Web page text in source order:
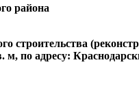
района
строительства
м, по адресу: